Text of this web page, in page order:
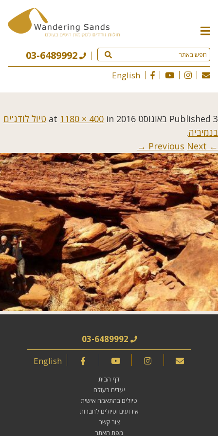
תפריט
האתר
03-6489992
English
Published 3 באוגוסט 2016 1180 × 400 in
טיול לודג'ים
בנמיביה.
← Previous
Next →
03-6489992
English
דף הבית
יעדים בעולם
טיולים בהתאמה אישית
אירועים וטיולים לחברות
צור קשר
מפת האתר